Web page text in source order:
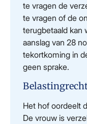
te vragen de
te vragen of de
terugbetaald kan
aanslag van 28
tekortkoming in
geen sprake.
Het hof oordeelt
De vrouw is